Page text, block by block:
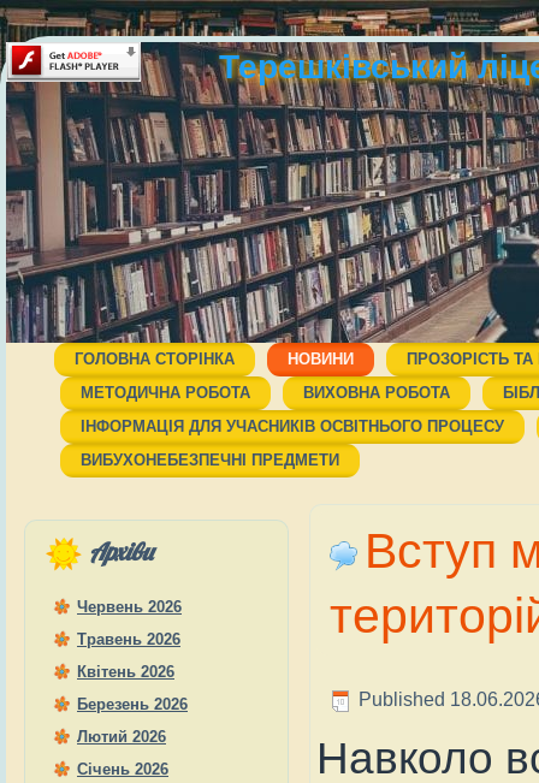
Терешківський
ГОЛОВНА СТОРІНКА НОВИНИ
ПРОЗОРІСТЬ
МЕТОДИЧНА РОБОТА
ВИХОВНА РОБОТА
ІНФОРМАЦІЯ ДЛЯ УЧАСНИКІВ ОСВІТНЬОГО ПРОЦЕСУ
ВИБУХОНЕБЕЗПЕЧНІ ПРЕДМЕТИ
Архіви
Червень 2026
Травень 2026
Квітень 2026
Березень 2026
Лютий 2026
Січень 2026
Вступ
Published
Навколо